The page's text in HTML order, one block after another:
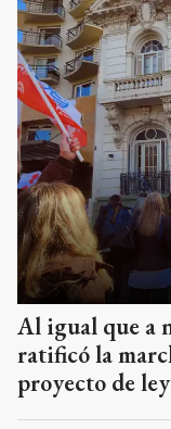
Al igual que a
ratificó la
proyecto de ley